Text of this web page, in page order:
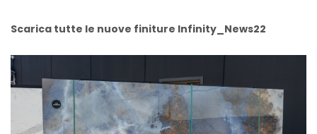
Scarica tutte le nuove finiture Infinity_News22